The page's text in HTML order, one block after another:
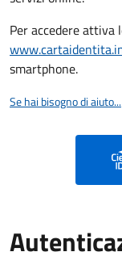
Per accedere
smartphone.
Se hai bisogno di aiuto...